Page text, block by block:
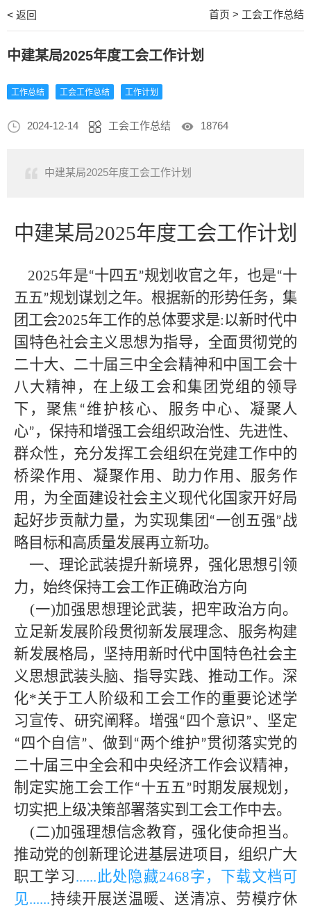
< 返回 首页 > 工会工作总结
中建某局2025年度工会工作计划
工作总结 工会工作总结 工作计划
2024-12-14 工会工作总结 18764
中建某局2025年度工会工作计划
中建某局2025年度工会工作计划
2025年是“十四五”规划收官之年，也是“十
五五”规划谋划之年。根据新的形势任务，集
团 工会2025年工作的总体要求是:以新时代中
国特色社会主义思想为指导，全面贯彻党的
二十大、二十届三中全会精神和中国 工会十
八大精神 ， 在上级工会和 集团 党组的领导
下，聚焦 “维护核心、服务中心、凝聚人
心”，保持和增强工会组织政治性、先进性、
群众性 ， 充分发挥工会组织在党建工作中的
桥梁作用、凝聚作用、助力作用、服务作
用，为全面建设社会主义现代化国家开好局
起好步贡献力量，为实现集团 “一创五强”战
略目标和高质量发展再立新功。
一、理论武装提升新境界，强化思想引领
力，始终保持工会工作正确政治方向
(一)加强思想理论武装，把牢政治方向。
立足新发展阶段贯彻新发展理念、服务构建
新发展格局，坚持用新时代中国特色社会主
义思想武装头脑、指导实践、推动工作。深
化*关于工人阶级和工会工作的重要论述学
习宣传、研究阐释。增强“ 四个意识”、坚定
“ 四个自信”、做到 “两个维护”贯彻落实党的
二十届三中全会和中央经济工作会议精神，
制定实施工会工作“十五五”时期发展规划，
切实把 上级决策部署落实到工会工作中去。
(二)加强理想信念教育，强化使命担当。
推动党的创新理论进基层进项目，组织广大
职工学习......此处隐藏2468字，下载文档可
见......持续开展送温暖、送清凉、劳模疗休